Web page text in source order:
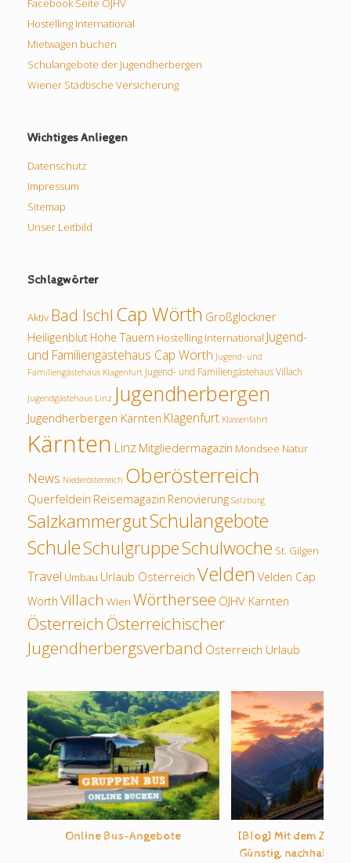
Facebook Seite ÖJHV
Hostelling International
Mietwagen buchen
Schulangebote der Jugendherbergen
Wiener Städtische Versicherung
Wichtiges Anliegen
Datenschutz
Impressum
Sitemap
Unser Leitbild
Schlagwörter
Aktiv Bad Ischl Cap Wörth Großglockner
Heiligenblut Hohe Tauern Hostelling International Jugend-
und Familiengästehaus Cap Wörth Jugend- und
Familiengästehaus Klagenfurt Jugend- und Familiengästehaus Villach
Jugendgästehaus Linz Jugendherbergen
Jugendherbergen Kärnten Klagenfurt Klassenfahrt
Kärnten Linz Mitgliedermagazin Mondsee Natur
News Niederösterreich Oberösterreich
Querfeldein Reisemagazin Renovierung Salzburg
SalzkammergutSchulangebote
SchuleSchulgruppeSchulwoche St. Gilgen
Travel Umbau Urlaub Österreich Velden Velden Cap
Wörth Villach Wien Wörthersee ÖJHV Kärnten
Österreich Österreichischer
Jugendherbergsverband Österreich Urlaub
Online Bus-Angebote
[Blog] Mit dem Zug
Günstig, nachhaltig